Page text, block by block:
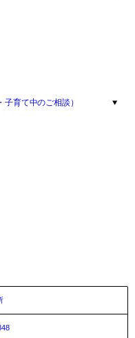
育て中のご相談）